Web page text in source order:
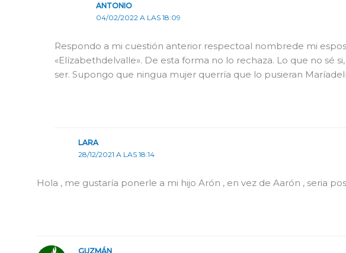
ANTONIO
04/02/2022 A LAS 18:09
Respondo a mi cuestión anterior respectoal nombrede mi
«Elízabethdelvalle». De esta forma no lo rechaza. Lo que no sé
ser. Supongo que ningua mujer querría que lo pusieran
LARA
28/12/2021 A LAS 18:14
Hola , me gustaría ponerle a mi hijo Arón , en vez de Aarón , seria
GUZMÁN